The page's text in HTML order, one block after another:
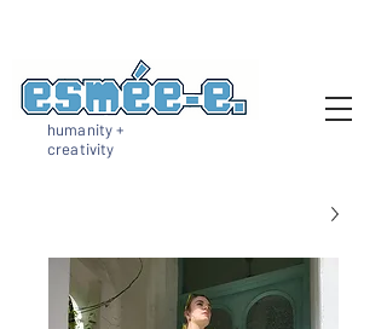
humanity +
creativity